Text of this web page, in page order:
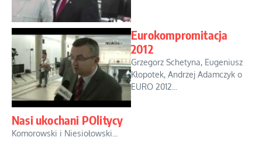
Eurokompromitacja
2012
Grzegorz Schetyna, Eugeniusz
Kłopotek, Andrzej Adamczyk o
EURO 2012...
Nasi ukochani POlitycy
Komorowski i Niesiołowski...